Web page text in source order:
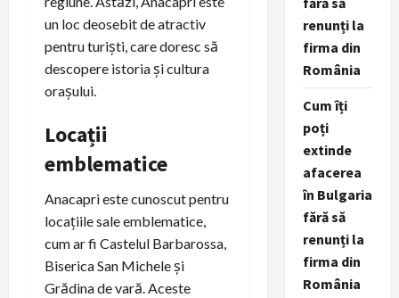
un loc deosebit de atractiv
pentru turiști, care doresc să
descopere istoria și cultura
orașului.
Locații
emblematice
Anacapri este cunoscut pentru
locațiile sale emblematice,
cum ar fi Castelul Barbarossa,
Biserica San Michele și
Grădina de vară. Aceste
renunți la
firma din
România
Cum îți
poți
extinde
afacerea
în Bulgaria
fără să
renunți la
firma din
România